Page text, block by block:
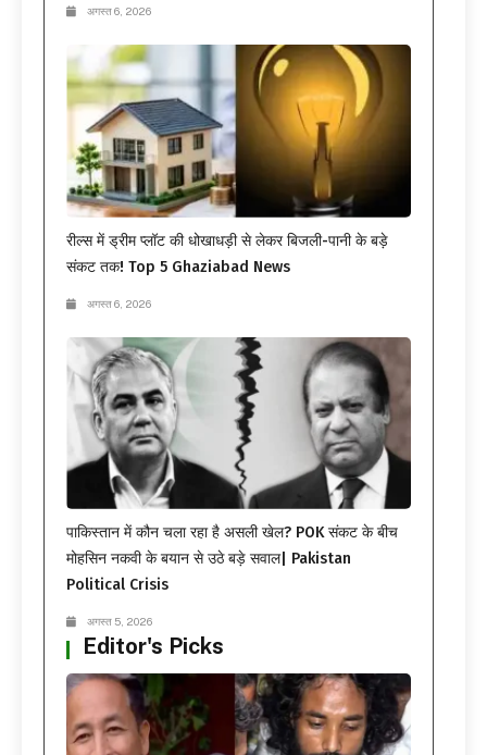
अगस्त 6, 2026
रील्स में ड्रीम प्लॉट की धोखाधड़ी से लेकर बिजली-पानी के बड़े
संकट तक! Top 5 Ghaziabad News
अगस्त 6, 2026
पाकिस्तान में कौन चला रहा है असली खेल? POK संकट के बीच
मोहसिन नकवी के बयान से उठे बड़े सवाल| Pakistan
Political Crisis
अगस्त 5, 2026
Editor's Picks